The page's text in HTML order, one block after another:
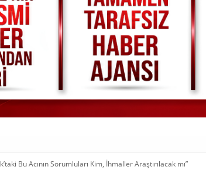
Bu Acının Sorumluları Kim, İhmaller Araştırılacak mı”